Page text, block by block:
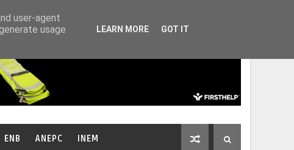
ENB ANEPC INEM
user-agent
usage
LEARN MORE GOT IT